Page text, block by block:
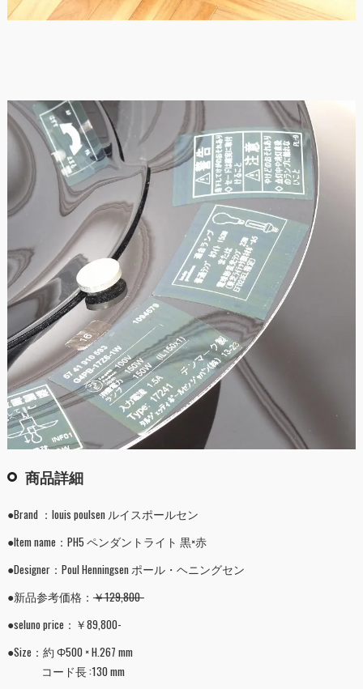
商品詳細
●Brand ：louis poulsen ルイスポールセン
●Item name：PH5 ペンダントライト 黒×赤
●Designer：Poul Henningsen ポール・ヘニングセン
●新品参考価格： ￥129,800-
●seluno price：￥89,800-
●Size：約 Φ500 × H.267 mm
コード長 :130 mm